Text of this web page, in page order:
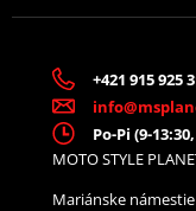
+421 915 925
Po-Pi (9-
MOTO STYLE
Mariánske